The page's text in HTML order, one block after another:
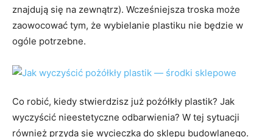
znajdują się na zewnątrz). Wcześniejsza troska może
zaowocować tym, że wybielanie plastiku nie będzie w
ogóle potrzebne.
Co robić, kiedy stwierdzisz już pożółkły plastik? Jak
wyczyścić nieestetyczne odbarwienia? W tej sytuacji
również przyda się wycieczka do sklepu budowlanego.